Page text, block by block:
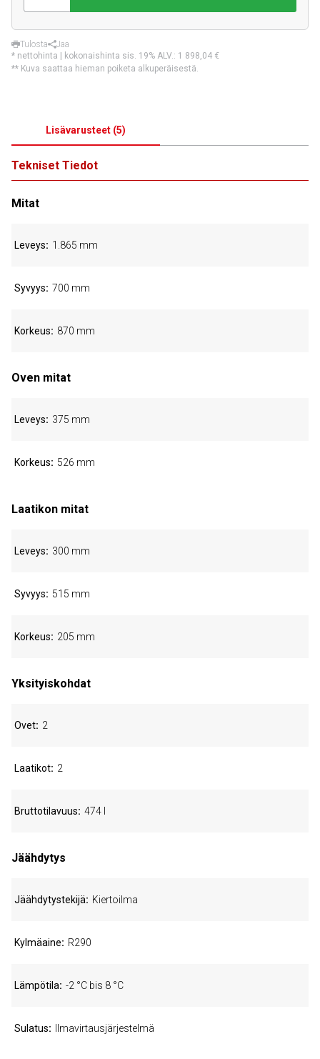
Tulosta
Jaa
* nettohinta | kokonaishinta sis. 19% ALV.: 1 898,04 €
** Kuva saattaa hieman poiketa alkuperäisestä.
Lisävarusteet (5)
Tekniset Tiedot
Mitat
Leveys 1.865 mm
Syvyys 700 mm
Korkeus 870 mm
Oven mitat
Leveys 375 mm
Korkeus 526 mm
Laatikon mitat
Leveys 300 mm
Syvyys 515 mm
Korkeus 205 mm
Yksityiskohdat
Ovet 2
Laatikot 2
Bruttotilavuus 474 l
Jäähdytys
Jäähdytystekijä Kiertoilma
Kylmäaine R290
Lämpötila -2 °C bis 8 °C
Sulatus Ilmavirtausjärjestelmä